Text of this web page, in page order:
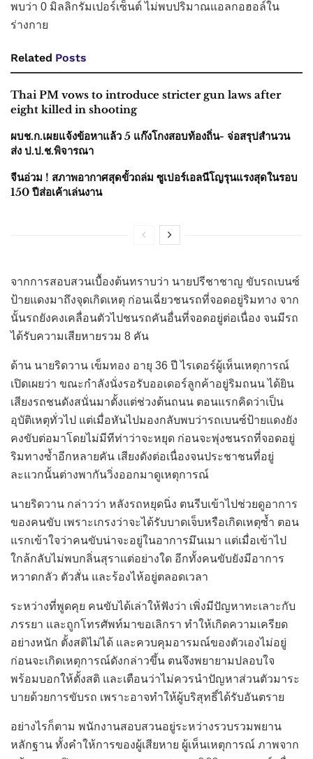
พบว่า 0 มิลลิกรัมเปอร์เซ็นต์ ไม่พบปริมาณแอลกอฮอล์ใน
ร่างกาย
Related Posts
Thai PM vows to introduce stricter gun laws after
eight killed in shooting
ผบช.ก.เผยแจ้งข้อหาแล้ว 5 แก๊งโกงสอบท้องถิ่น- จ่อสรุปสำนวน
ส่ง ป.ป.ช.พิจารณา
จีนอ่วม ! สภาพอากาศสุดขั้วถล่ม ซูเปอร์เอลนีโญรุนแรงสุดในรอบ
150 ปีส่อเค้าเล่นงาน
จากการสอบสวนเบื้องต้นทราบว่า นายปรีชาชาญ ขับรถเบนซ์
ป้ายแดงมาถึงจุดเกิดเหตุ ก่อนเฉี่ยวชนรถที่จอดอยู่ริมทาง จาก
นั้นรถยังคงเคลื่อนตัวไปชนรถคันอื่นที่จอดอยู่ต่อเนื่อง จนมีรถ
ได้รับความเสียหายรวม 8 คัน
ด้าน นายริดวาน เข็มทอง อายุ 36 ปี ไรเดอร์ผู้เห็นเหตุการณ์
เปิดเผยว่า ขณะกำลังนั่งรอรับออเดอร์ลูกค้าอยู่ริมถนน ได้ยิน
เสียงรถชนดังสนั่นมาตั้งแต่ช่วงต้นถนน ตอนแรกคิดว่าเป็น
อุบัติเหตุทั่วไป แต่เมื่อหันไปมองกลับพบว่ารถเบนซ์ป้ายแดงยัง
คงขับต่อมาโดยไม่มีทีท่าว่าจะหยุด ก่อนจะพุ่งชนรถที่จอดอยู่
ริมทางซ้ำอีกหลายคัน เสียงดังต่อเนื่องจนประชาชนที่อยู่
ละแวกนั้นต่างพากันวิ่งออกมาดูเหตุการณ์
นายริดวาน กล่าวว่า หลังรถหยุดนิ่ง ตนรีบเข้าไปช่วยดูอาการ
ของคนขับ เพราะเกรงว่าจะได้รับบาดเจ็บหรือเกิดเหตุซ้ำ ตอน
แรกเข้าใจว่าคนขับน่าจะอยู่ในอาการมึนเมา แต่เมื่อเข้าไป
ใกล้กลับไม่พบกลิ่นสุราแต่อย่างใด อีกทั้งคนขับยังมีอาการ
หวาดกลัว ตัวสั่น และร้องไห้อยู่ตลอดเวลา
ระหว่างที่พูดคุย คนขับได้เล่าให้ฟังว่า เพิ่งมีปัญหาทะเลาะกับ
ภรรยา และถูกโทรศัพท์มาขอเลิกรา ทำให้เกิดความเครียด
อย่างหนัก ตั้งสติไม่ได้ และควบคุมอารมณ์ของตัวเองไม่อยู่
ก่อนจะเกิดเหตุการณ์ดังกล่าวขึ้น ตนจึงพยายามปลอบใจ
พร้อมบอกให้ตั้งสติ และเตือนว่าไม่ควรนำปัญหาส่วนตัวมาระ
บายด้วยการขับรถ เพราะอาจทำให้ผู้บริสุทธิ์ได้รับอันตราย
อย่างไรก็ตาม พนักงานสอบสวนอยู่ระหว่างรวบรวมพยาน
หลักฐาน ทั้งคำให้การของผู้เสียหาย ผู้เห็นเหตุการณ์ ภาพจาก